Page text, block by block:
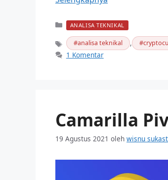
Kategori
ANALISA TEKNIKAL
Tag analisa teknikal ,
1 Komentar
Camarilla
19 Agustus 2021 oleh wisnu